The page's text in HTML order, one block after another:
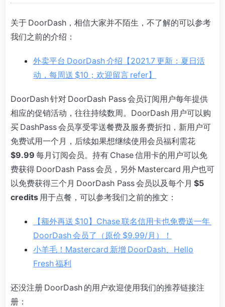
关于 DoorDash，相信大家并不陌生，不了解的可以参考
我们之前的介绍：
外卖平台 DoorDash 介绍【2021.7 更新：夏日活
动，每周送 $10；欢迎留言 refer】
DoorDash 针对 DoorDash Pass 会员订阅用户每年提供
相应的促销活动，往往持续数周。DoorDash 用户可以购
买 DashPass 会员享受零送餐费及服务费折扣，新用户可
免费试用一个月，后续如果想继续使用会员福利需花
$9.99 每月订阅会员。持有 Chase 信用卡的用户可以免
费获得 DoorDash Pass 会员，另外 Mastercard 用户也可
以免费获得三个月 DoorDash Pass 会员以及每个月 $5
credits 用于点餐，可以参考我们之前的推文：
【额外再送 $10】Chase 联名信用卡也免费送一年
DoorDash 会员了（原价 $9.99/月）！
小羊毛！Mastercard 新增 DoorDash、Hello
Fresh 福利
还没注册 DoorDash 的用户欢迎使用我们的推荐链接注
册：